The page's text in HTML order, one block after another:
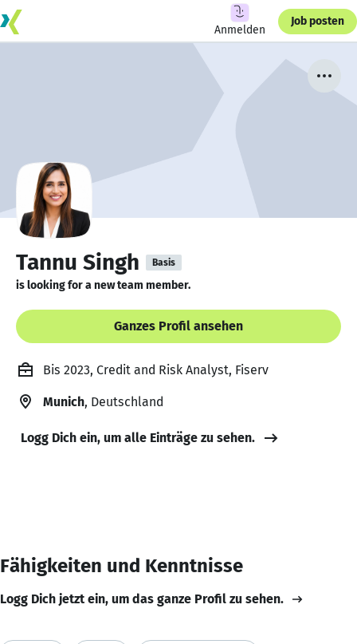
Anmelden
Job posten
Tannu Singh Basis
is looking for a new team member.
Ganzes Profil ansehen
Bis 2023, Credit and Risk Analyst, Fiserv
Munich, Deutschland
Logg Dich ein, um alle Einträge zu sehen.
Fähigkeiten und Kenntnisse
Logg Dich jetzt ein, um das ganze Profil zu sehen.